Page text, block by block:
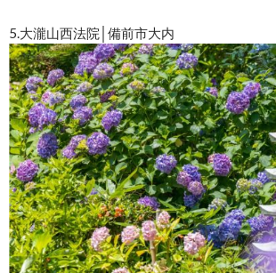
5.大瀧山西法院│備前市大内